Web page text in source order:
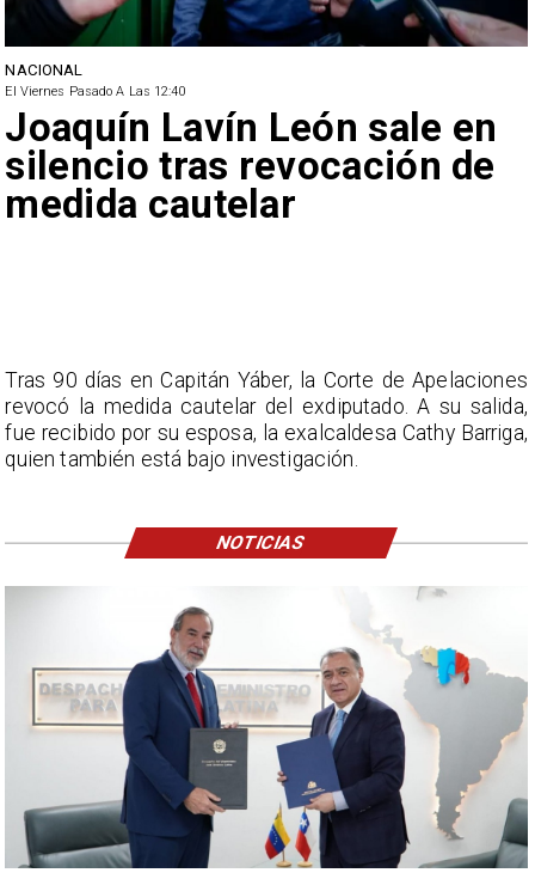
NACIONAL
El Viernes Pasado A Las 12:40
Joaquín Lavín León sale en
silencio tras revocación de
medida cautelar
Tras 90 días en Capitán Yáber, la Corte de Apelaciones
revocó la medida cautelar del exdiputado. A su salida,
fue recibido por su esposa, la exalcaldesa Cathy Barriga,
quien también está bajo investigación.
NOTICIAS